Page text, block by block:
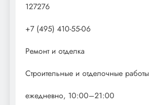
127276
+7 (495) 410-55-06
Ремонт и отделка
Строительные и отделочные работы
ежедневно, 10:00–21:00